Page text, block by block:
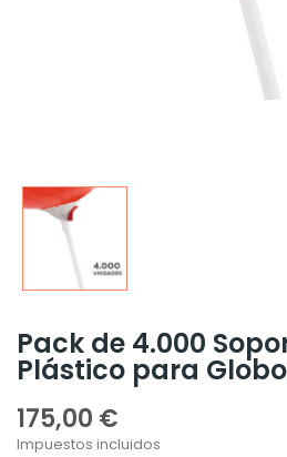
Pack de 4.000
Plástico para
175,00 €
Impuestos incluidos